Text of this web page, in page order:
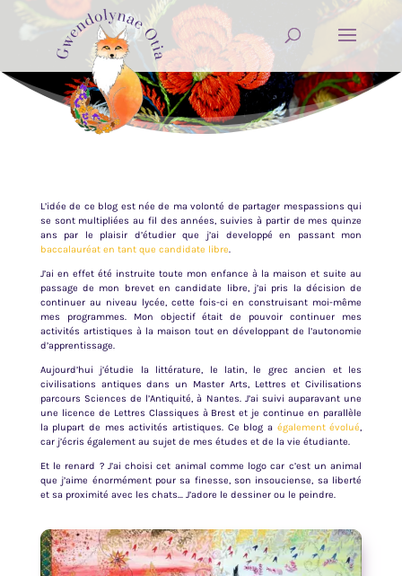
L’idée de ce blog est née de ma volonté de partager mespassions qui
se sont multipliées au fil des années, suivies à partir de mes quinze
ans par le plaisir d’étudier que j’ai developpé en passant mon
baccalauréat en tant que candidate libre.
J’ai en effet été instruite toute mon enfance à la maison et suite au
passage de mon brevet en candidate libre, j’ai pris la décision de
continuer au niveau lycée, cette fois-ci en construisant moi-même
mes programmes. Mon objectif était de pouvoir continuer mes
activités artistiques à la maison tout en développant de l’autonomie
d’apprentissage.
Aujourd’hui j’étudie la littérature, le latin, le grec ancien et les
civilisations antiques dans un Master Arts, Lettres et Civilisations
parcours Sciences de l’Antiquité, à Nantes. J’ai suivi auparavant une
une licence de Lettres Classiques à Brest et je continue en parallèle
la plupart de mes activités artistiques. Ce blog a également évolué,
car j’écris également au sujet de mes études et de la vie étudiante.
Et le renard ? J’ai choisi cet animal comme logo car c’est un animal
que j’aime énormément pour sa finesse, son insouciense, sa liberté
et sa proximité avec les chats… J’adore le dessiner ou le peindre.